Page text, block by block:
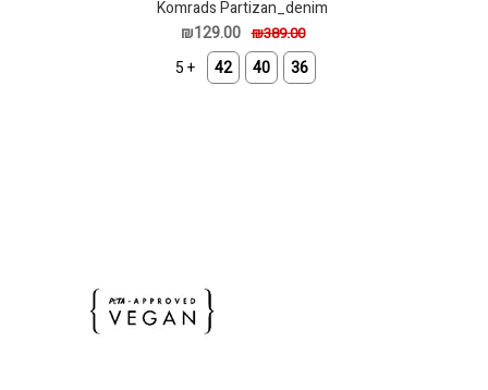
Komrads Partizan_denim
₪389.00
₪129.00
36
40
42
+ 5